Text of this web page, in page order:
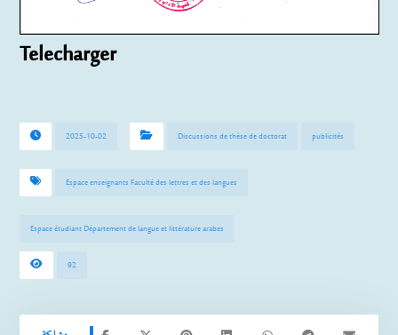
Telecharger
2025-10-02 Discussions de thèse de doctorat publicités
Espace enseignants Faculté des lettres et des langues
Espace étudiant Département de langue et littérature arabes
92